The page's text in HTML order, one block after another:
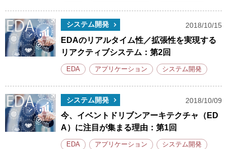
システム開発 2018/10/15
EDAのリアルタイム性／拡張性を実現する
リアクティブシステム：第2回
EDA アプリケーション システム開発
システム開発 2018/10/09
今、イベントドリブンアーキテクチャ（ED
A）に注目が集まる理由：第1回
EDA アプリケーション システム開発